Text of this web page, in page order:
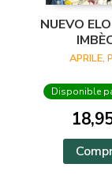
NUEVO
APRILE,
Disponible